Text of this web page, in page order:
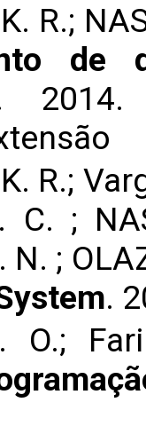
R.;
de
2014.
R.;
C. ;
N. ;
.
O.;